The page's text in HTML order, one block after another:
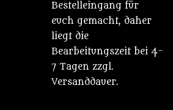
Bestelleingang für
euch gemacht, daher
liegt die
Bearbeitungszeit bei 4-
7 Tagen zzgl.
Versanddauer.